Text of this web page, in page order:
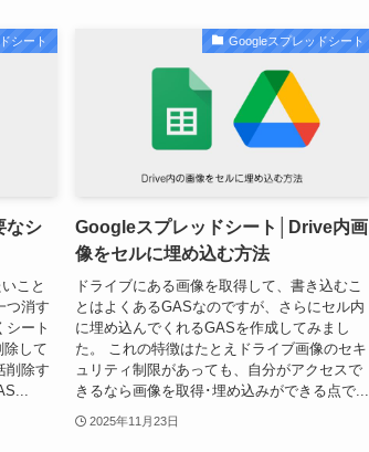
シート
なシ
こと
つ消す
シート
除して
削除す
Googleスプレッドシート
Googleスプレッドシート│Drive内画
像をセルに埋め込む方法
ドライブにある画像を取得して、書き込むこ
とはよくあるGASなのですが、さらにセル内
に埋め込んでくれるGASを作成してみまし
た。 これの特徴はたとえドライブ画像のセキ
ュリティ制限があっても、自分がアクセスで
きるなら画像を取得･埋め込みができる点で...
2025年11月23日